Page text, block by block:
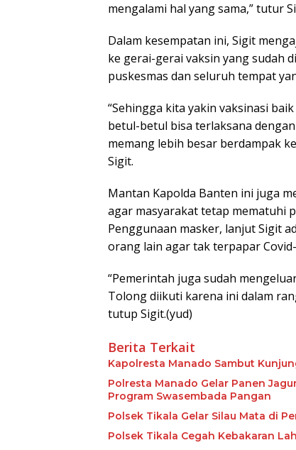
mengalami hal yang sama,” tutur
Dalam kesempatan ini, Sigit
ke gerai-gerai vaksin yang sudah
puskesmas dan seluruh tempat
“Sehingga kita yakin vaksinasi
betul-betul bisa terlaksana
memang lebih besar berdampak
Sigit.
Mantan Kapolda Banten ini juga
agar masyarakat tetap mematuhi
Penggunaan masker, lanjut Sigit
orang lain agar tak terpapar
“Pemerintah juga sudah
Tolong diikuti karena ini dalam
tutup Sigit.(yud)
Berita Terkait
Kapolresta Manado Sambut
Polresta Manado Gelar Panen
Program Swasembada Pangan
Polsek Tikala Gelar Silau Mata di
Polsek Tikala Cegah Kebakaran